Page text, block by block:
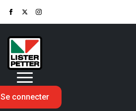
Se connecter